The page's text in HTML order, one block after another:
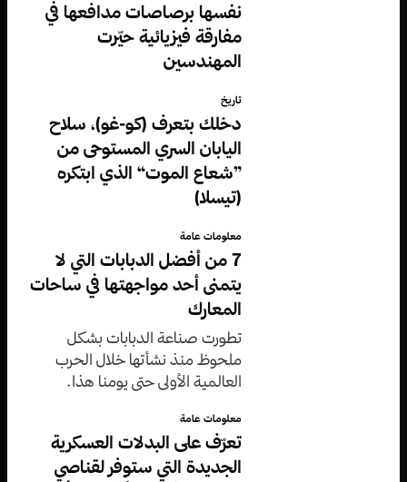
نفسها برصاصات مدافعها في
مفارقة فيزيائية حيّرت
المهندسين
تاريخ
دخلك بتعرف (كو-غو)، سلاح
اليابان السري المستوحى من
”شعاع الموت“ الذي ابتكره
(تيسلا)
معلومات عامة
7 من أفضل الدبابات التي لا
يتمنى أحد مواجهتها في ساحات
المعارك
تطورت صناعة الدبابات بشكل
ملحوظ منذ نشأتها خلال الحرب
العالمية الأولى حتى يومنا هذا.
معلومات عامة
تعرّف على البدلات العسكرية
الجديدة التي ستوفر لقناصي